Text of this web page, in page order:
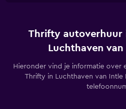
Thrifty autoverhuur
Luchthaven
Hieronder vind je informatie over
Thrifty in Luchthaven van Intle